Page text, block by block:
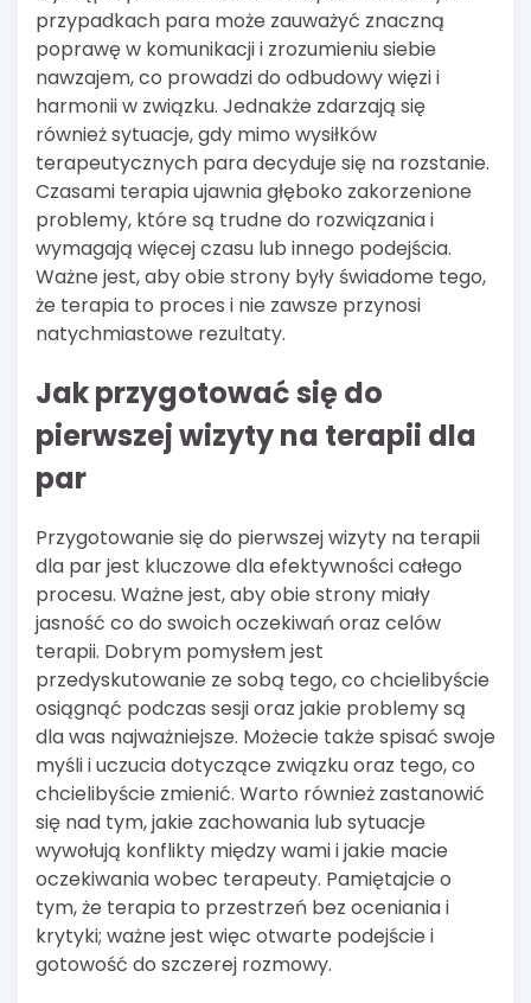
przypadkach para może zauważyć znaczną
poprawę w komunikacji i zrozumieniu siebie
nawzajem, co prowadzi do odbudowy więzi i
harmonii w związku. Jednakże zdarzają się
również sytuacje, gdy mimo wysiłków
terapeutycznych para decyduje się na rozstanie.
Czasami terapia ujawnia głęboko zakorzenione
problemy, które są trudne do rozwiązania i
wymagają więcej czasu lub innego podejścia.
Ważne jest, aby obie strony były świadome tego,
że terapia to proces i nie zawsze przynosi
natychmiastowe rezultaty.
Jak przygotować się do
pierwszej wizyty na terapii dla
par
Przygotowanie się do pierwszej wizyty na terapii
dla par jest kluczowe dla efektywności całego
procesu. Ważne jest, aby obie strony miały
jasność co do swoich oczekiwań oraz celów
terapii. Dobrym pomysłem jest
przedyskutowanie ze sobą tego, co chcielibyście
osiągnąć podczas sesji oraz jakie problemy są
dla was najważniejsze. Możecie także spisać swoje
myśli i uczucia dotyczące związku oraz tego, co
chcielibyście zmienić. Warto również zastanowić
się nad tym, jakie zachowania lub sytuacje
wywołują konflikty między wami i jakie macie
oczekiwania wobec terapeuty. Pamiętajcie o
tym, że terapia to przestrzeń bez oceniania i
krytyki; ważne jest więc otwarte podejście i
gotowość do szczerej rozmowy.